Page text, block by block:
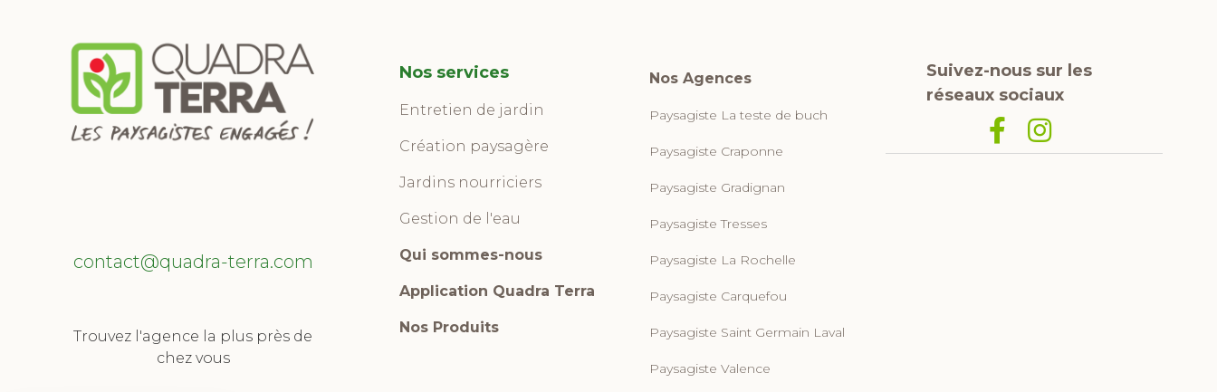
contact@quadra-terra.com
Trouvez l'agence la plus près de
chez vous
Nos services
Entretien de jardin
Création paysagère
Jardins nourriciers
Gestion de l'eau
Qui sommes-nous
Application Quadra Terra
Nos Produits
Nos Agences
Paysagiste La teste de buch
Paysagiste Craponne
Paysagiste Gradignan
Paysagiste Tresses
Paysagiste La Rochelle
Paysagiste Carquefou
Paysagiste Saint Germain Laval
Paysagiste Valence
Suivez-nous sur les
réseaux sociaux
Icône
Icône